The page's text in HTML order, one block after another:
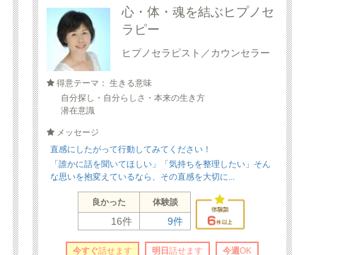
心・体・魂を結ぶヒプノセ
ラピー
ヒプノセラピスト／カウンセラー
得意テーマ： 生きる意味
自分探し・自分らしさ・本来の生き方
潜在意識
メッセージ
直感にしたがって行動してみてください！
「誰かに話を聞いてほしい」「気持ちを整理したい」そん
な思いを抱変えているなら、その直感を大切に...
良かった 体験談
16件 9件
今すぐ話せます 明日話せます 今週OK